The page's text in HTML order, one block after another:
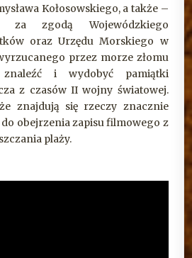
Kołosowskiego, a także –
zgodą Wojewódzkiego
oraz Urzędu Morskiego w
przez morze złomu
i wydobyć pamiątki
z czasów II wojny światowej.
znajdują się rzeczy znacznie
do obejrzenia zapisu filmowego z
plaży.